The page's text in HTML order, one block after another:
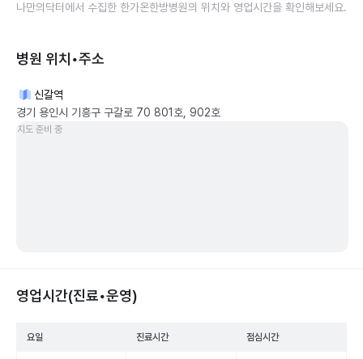
나만의닥터에서 수집한 한가온한방병원의 위치와 영업시간을 확인해보세요.
병원 위치•주소
신갈역
경기 용인시 기흥구 구갈로 70 801호, 902호
지도 준비 중
영업시간(진료•운영)
요일 진료시간 점심시간